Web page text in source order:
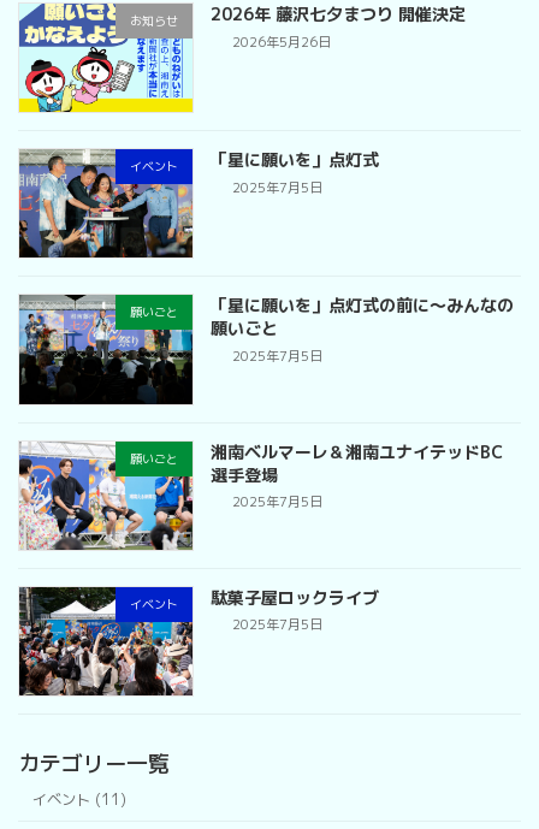
お知らせ 2026年 藤沢七夕まつり 開催決定
2026年5月26日
イベント 「星に願いを」点灯式
2025年7月5日
願いごと
「星に願いを」点灯式の前に〜みんなの
願いごと
2025年7月5日
願いごと
湘南ベルマーレ＆湘南ユナイテッドBC
選手登場
2025年7月5日
イベント 駄菓子屋ロックライブ
2025年7月5日
カテゴリー一覧
イベント (11)